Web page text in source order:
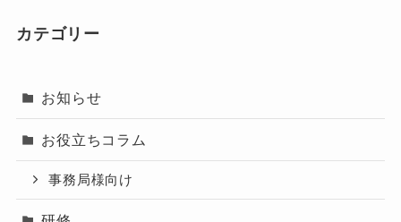
カテゴリー
お知らせ
お役立ちコラム
事務局様向け